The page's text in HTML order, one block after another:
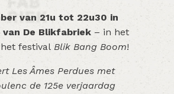
van 21u tot 22u30 in
De Blikfabriek – in het
festival Blik Bang Boom!
Les Âmes Perdues met
de 125e verjaardag